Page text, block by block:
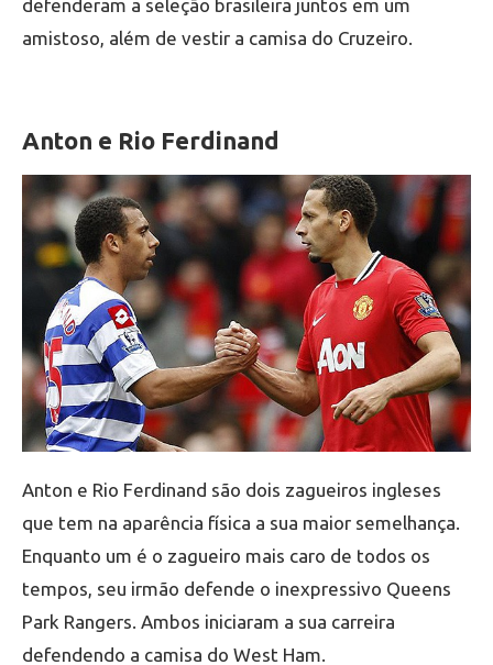
defenderam a seleção brasileira juntos em um
amistoso, além de vestir a camisa do Cruzeiro.
Anton e Rio Ferdinand
Anton e Rio Ferdinand são dois zagueiros ingleses
que tem na aparência física a sua maior semelhança.
Enquanto um é o zagueiro mais caro de todos os
tempos, seu irmão defende o inexpressivo Queens
Park Rangers. Ambos iniciaram a sua carreira
defendendo a camisa do West Ham.